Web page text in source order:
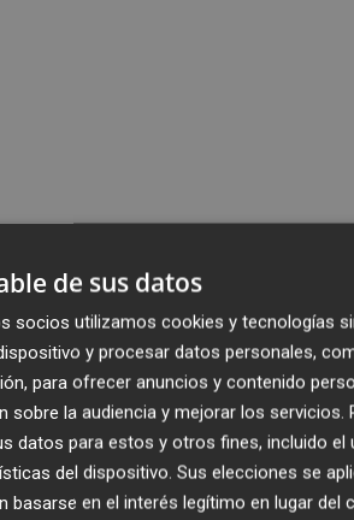
de sus datos
socios utilizamos cookies y tecnologías
y procesar datos personales,
para ofrecer anuncios y contenido
sobre la audiencia y mejorar los servicios.
datos para estos y otros fines, incluido
del dispositivo. Sus elecciones se
basarse en el interés legítimo en lugar del